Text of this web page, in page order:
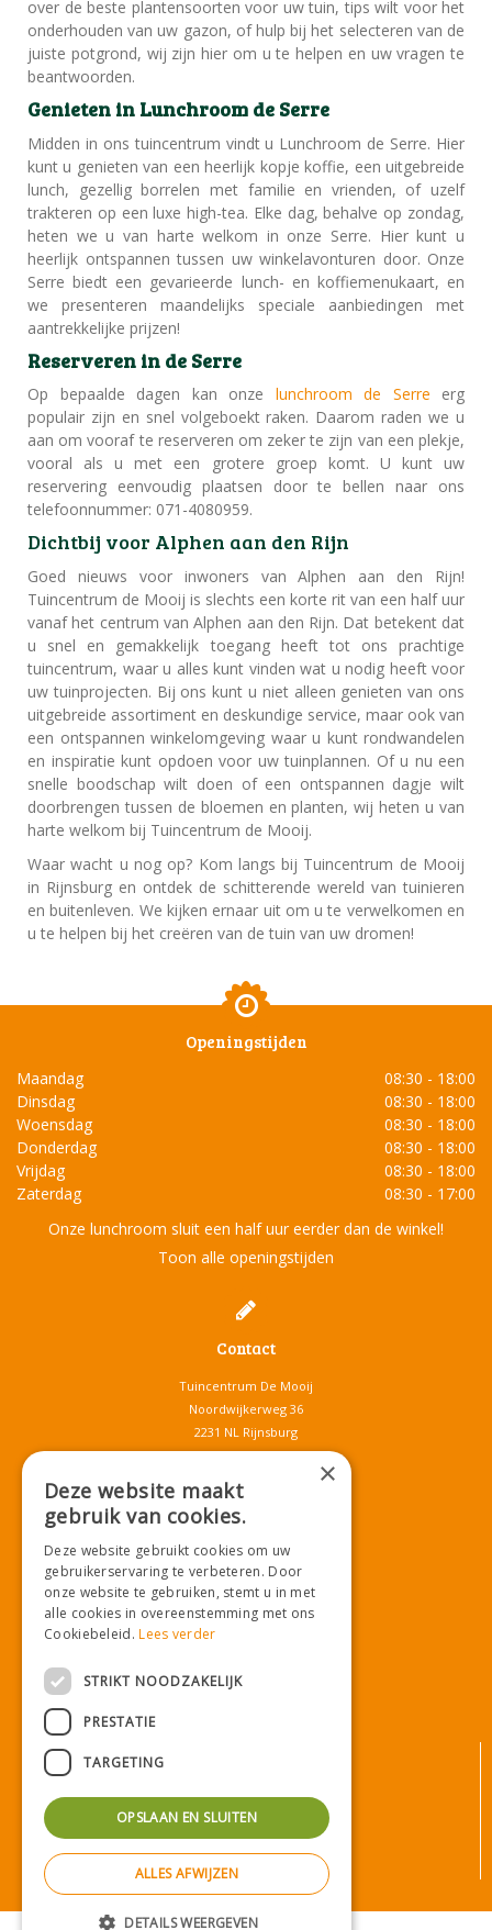
over de beste plantensoorten voor uw tuin, tips wilt voor het
onderhouden van uw gazon, of hulp bij het selecteren van de
juiste potgrond, wij zijn hier om u te helpen en uw vragen te
beantwoorden.
Genieten in Lunchroom de Serre
Midden in ons tuincentrum vindt u Lunchroom de Serre. Hier
kunt u genieten van een heerlijk kopje koffie, een uitgebreide
lunch, gezellig borrelen met familie en vrienden, of uzelf
trakteren op een luxe high-tea. Elke dag, behalve op zondag,
heten we u van harte welkom in onze Serre. Hier kunt u
heerlijk ontspannen tussen uw winkelavonturen door. Onze
Serre biedt een gevarieerde lunch- en koffiemenukaart, en
we presenteren maandelijks speciale aanbiedingen met
aantrekkelijke prijzen!
Reserveren in de Serre
Op bepaalde dagen kan onze lunchroom de Serre erg
populair zijn en snel volgeboekt raken. Daarom raden we u
aan om vooraf te reserveren om zeker te zijn van een plekje,
vooral als u met een grotere groep komt. U kunt uw
reservering eenvoudig plaatsen door te bellen naar ons
telefoonnummer: 071-4080959.
Dichtbij voor Alphen aan den Rijn
Goed nieuws voor inwoners van Alphen aan den Rijn!
Tuincentrum de Mooij is slechts een korte rit van een half uur
vanaf het centrum van Alphen aan den Rijn. Dat betekent dat
u snel en gemakkelijk toegang heeft tot ons prachtige
tuincentrum, waar u alles kunt vinden wat u nodig heeft voor
uw tuinprojecten. Bij ons kunt u niet alleen genieten van ons
uitgebreide assortiment en deskundige service, maar ook van
een ontspannen winkelomgeving waar u kunt rondwandelen
en inspiratie kunt opdoen voor uw tuinplannen. Of u nu een
snelle boodschap wilt doen of een ontspannen dagje wilt
doorbrengen tussen de bloemen en planten, wij heten u van
harte welkom bij Tuincentrum de Mooij.
Waar wacht u nog op? Kom langs bij Tuincentrum de Mooij
in Rijnsburg en ontdek de schitterende wereld van tuinieren
en buitenleven. We kijken ernaar uit om u te verwelkomen en
u te helpen bij het creëren van de tuin van uw dromen!
Openingstijden
Maandag
08:30 - 18:00
Dinsdag
08:30 - 18:00
Woensdag
08:30 - 18:00
Donderdag
08:30 - 18:00
Vrijdag
08:30 - 18:00
Zaterdag
08:30 - 17:00
Onze lunchroom sluit een half uur eerder dan de winkel!
Toon alle openingstijden
Contact
Tuincentrum De Mooij
Noordwijkerweg 36
2231 NL Rijnsburg
T.071-4080959
info@tuincentrumdemooij.nl
Download onze App!
Privacy policy
Green Solutions|Tuincentrum Overzicht
×
Deze website maakt
gebruik van cookies.
Deze website gebruikt cookies om uw
gebruikerservaring te verbeteren. Door
onze website te gebruiken, stemt u in met
alle cookies in overeenstemming met ons
Cookiebeleid.Lees verder
STRIKT NOODZAKELIJK
PRESTATIE
TARGETING
OPSLAAN EN SLUITEN
ALLES AFWIJZEN
DETAILS WEERGEVEN